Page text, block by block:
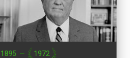
1895 — 1972